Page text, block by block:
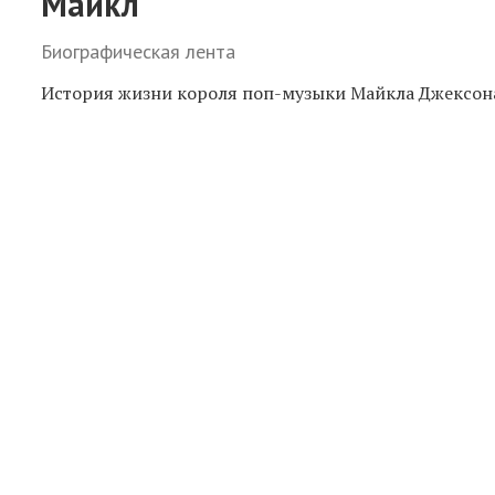
Биографическая лента
История жизни короля поп-музыки Майкла